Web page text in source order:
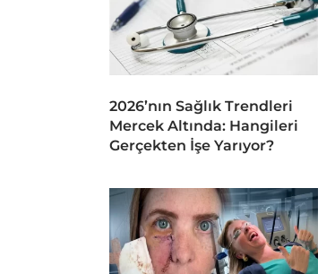
2026’nın Sağlık Trendleri
Mercek Altında: Hangileri
Gerçekten İşe Yarıyor?